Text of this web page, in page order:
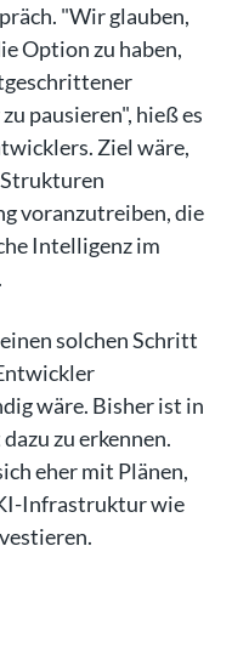
"Wir glauben,
Option zu haben,
pausieren", hieß es
Ziel wäre,
voranzutreiben, die
Intelligenz im
solchen Schritt
wäre. Bisher ist in
zu erkennen.
eher mit Plänen,
Infrastruktur wie